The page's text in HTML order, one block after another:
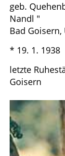
geb.
Nandl "
Bad Goisern,
* 19. 1.
letzte
Goisern